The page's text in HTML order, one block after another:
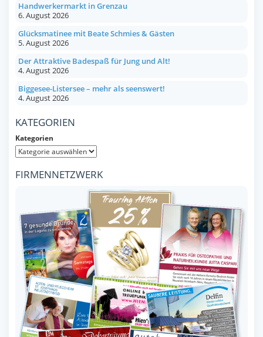
Handwerkermarkt in Grenzau
6. August 2026
Glücksmatinee mit Beate Schmies & Gästen
5. August 2026
Der Attraktive Badespaß für Jung und Alt!
4. August 2026
Biggesee-Listersee – mehr als seenswert!
4. August 2026
KATEGORIEN
Kategorien
FIRMENNETZWERK